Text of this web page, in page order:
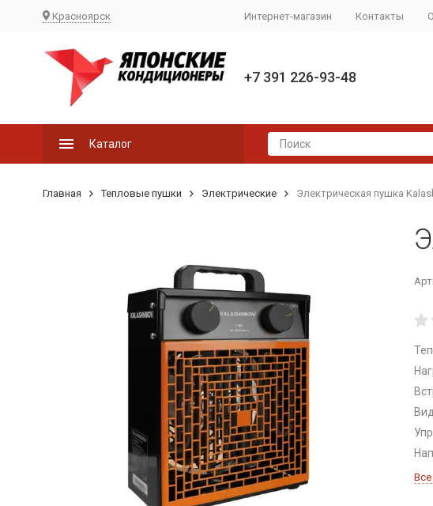
Красноярск Интернет-магазин Контакты
+7 391 226-93-48
Каталог
Главная Тепловые пушки Электрические Электрическая пушка
Все